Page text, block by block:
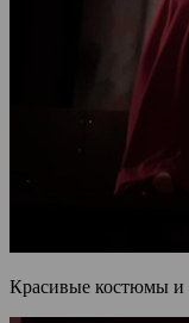
Красивые костюмы и